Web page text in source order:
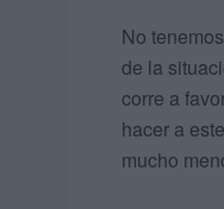
No
de la
corre a
hacer a
mucho